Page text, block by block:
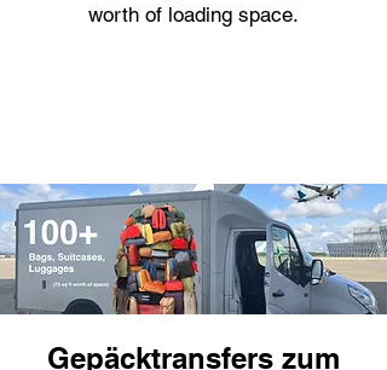
worth of loading space.
Gepäcktransfers zum